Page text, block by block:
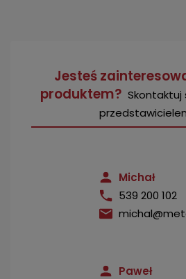
Jesteś
produktem? Skontaktuj
Michał
539 200 102
Paweł